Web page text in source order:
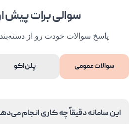
سوالی برات پیش
پاسخ سوالات خودت رو از
سوالات عمومی پلن اکو
این سامانه دقیقاً چه کاری انجام